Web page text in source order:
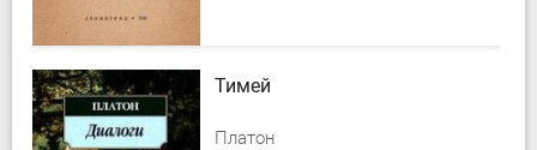
Тимей
Платон